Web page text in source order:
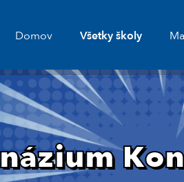
Domov Všetky školy